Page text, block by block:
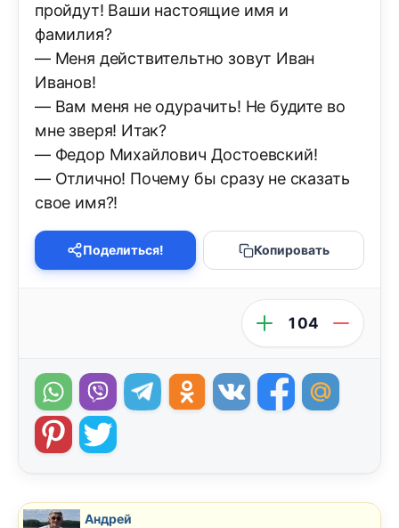
пройдут! Ваши настоящие имя и
фамилия?
— Меня действительтно зовут Иван
Иванов!
— Вам меня не одурачить! Не будите во
мне зверя! Итак?
— Федор Михайлович Достоевский!
— Отлично! Почему бы сразу не сказать
свое имя?!
Поделиться! Копировать
104
Андрей